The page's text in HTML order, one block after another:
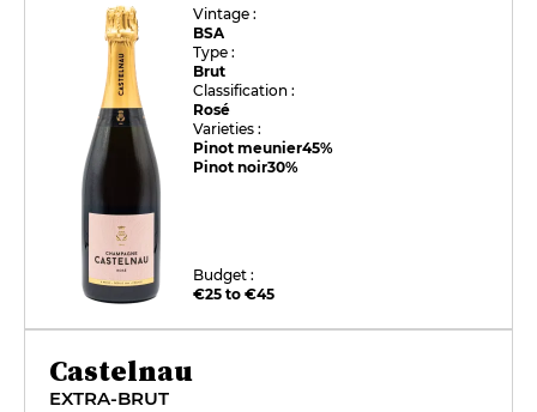
Vintage :
BSA
Type :
Brut
Classification :
Rosé
Varieties :
Pinot meunier45%
Pinot noir30%
Budget :
€25 to €45
Castelnau
EXTRA-BRUT